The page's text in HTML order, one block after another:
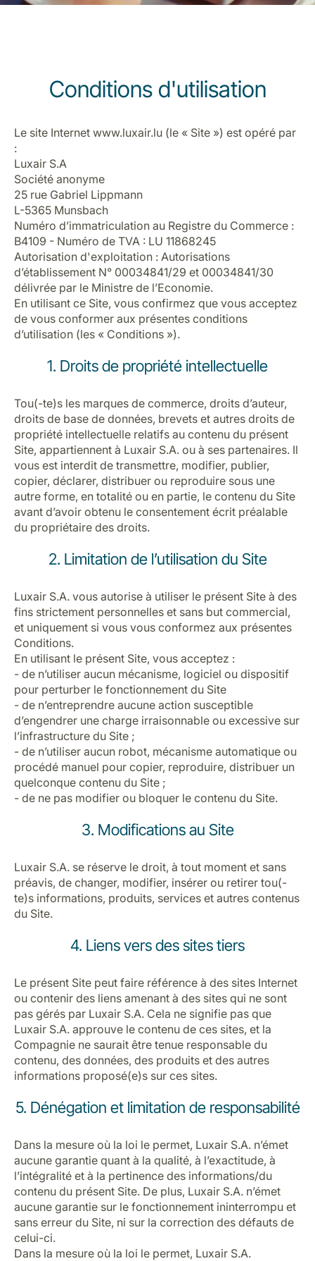
Carrières chez Luxair
Conditions d'utilisation
Le site Internet www.luxair.lu (le « Site ») est opéré par
:
Luxair S.A
Société anonyme
25 rue Gabriel Lippmann
L-5365 Munsbach
Numéro d’immatriculation au Registre du Commerce :
B4109 - Numéro de TVA : LU 11868245
Autorisation d'exploitation : Autorisations
d’établissement N° 00034841/29 et 00034841/30
délivrée par le Ministre de l’Economie.
En utilisant ce Site, vous confirmez que vous acceptez
de vous conformer aux présentes conditions
d’utilisation (les « Conditions »).
1. Droits de propriété intellectuelle
Tou(-te)s les marques de commerce, droits d’auteur,
droits de base de données, brevets et autres droits de
propriété intellectuelle relatifs au contenu du présent
Site, appartiennent à Luxair S.A. ou à ses partenaires. Il
vous est interdit de transmettre, modifier, publier,
copier, déclarer, distribuer ou reproduire sous une
autre forme, en totalité ou en partie, le contenu du Site
avant d’avoir obtenu le consentement écrit préalable
du propriétaire des droits.
2. Limitation de l’utilisation du Site
Luxair S.A. vous autorise à utiliser le présent Site à des
fins strictement personnelles et sans but commercial,
et uniquement si vous vous conformez aux présentes
Conditions.
En utilisant le présent Site, vous acceptez :
- de n’utiliser aucun mécanisme, logiciel ou dispositif
pour perturber le fonctionnement du Site
- de n’entreprendre aucune action susceptible
d’engendrer une charge irraisonnable ou excessive sur
l’infrastructure du Site ;
- de n’utiliser aucun robot, mécanisme automatique ou
procédé manuel pour copier, reproduire, distribuer un
quelconque contenu du Site ;
- de ne pas modifier ou bloquer le contenu du Site.
3. Modifications au Site
Luxair S.A. se réserve le droit, à tout moment et sans
préavis, de changer, modifier, insérer ou retirer tou(-
te)s informations, produits, services et autres contenus
du Site.
4. Liens vers des sites tiers
Le présent Site peut faire référence à des sites Internet
ou contenir des liens amenant à des sites qui ne sont
pas gérés par Luxair S.A. Cela ne signifie pas que
Luxair S.A. approuve le contenu de ces sites, et la
Compagnie ne saurait être tenue responsable du
contenu, des données, des produits et des autres
informations proposé(e)s sur ces sites.
5. Dénégation et limitation de responsabilité
Dans la mesure où la loi le permet, Luxair S.A. n’émet
aucune garantie quant à la qualité, à l’exactitude, à
l’intégralité et à la pertinence des informations/du
contenu du présent Site. De plus, Luxair S.A. n’émet
aucune garantie sur le fonctionnement ininterrompu et
sans erreur du Site, ni sur la correction des défauts de
celui-ci.
Dans la mesure où la loi le permet, Luxair S.A.